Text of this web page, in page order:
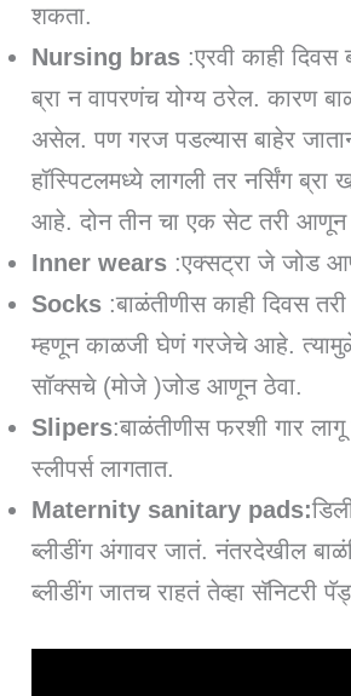
शकता.
Nursing bras :एरवी काही दिवस
ब्रा न वापरणंच योग्य ठरेल. कारण
असेल. पण गरज पडल्यास बाहेर
हॉस्पिटलमध्ये लागली तर नर्सिंग
आहे. दोन तीन चा एक सेट तरी आणून
Inner wears :एक्सट्रा जे जोड
Socks :बाळंतीणीस काही दिवस
म्हणून काळजी घेणं गरजेचे आहे. त्यामुळे
सॉक्सचे (मोजे )जोड आणून ठेवा.
Slipers:बाळंतीणीस फरशी गार
स्लीपर्स लागतात.
Maternity sanitary pads:
ब्लीडींग अंगावर जातं. नंतरदेखील
ब्लीडींग जातच राहतं तेव्हा सॅनिटरी